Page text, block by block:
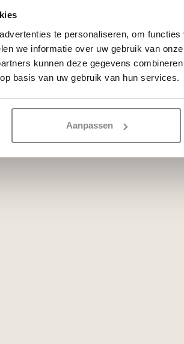
te personaliseren, om
we informatie over uw gebruik van
kunnen deze gegevens
basis van uw gebruik van hun services.
Aanpassen